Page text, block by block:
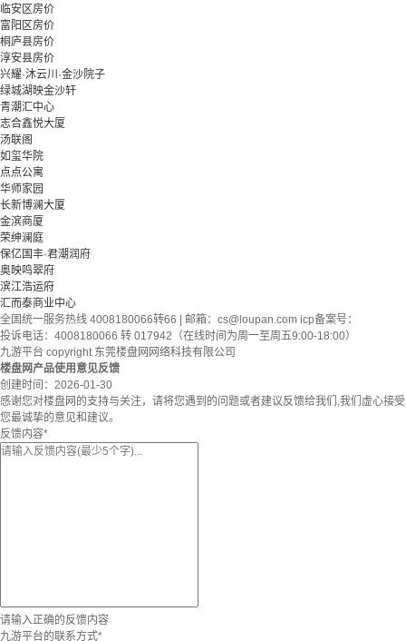
临安区房价
富阳区房价
桐庐县房价
淳安县房价
兴耀·沐云川·金沙院子
绿城湖映金沙轩
青潮汇中心
志合鑫悦大厦
汤联阁
如玺华院
点点公寓
华师家园
长新博澜大厦
金滨商厦
荣绅澜庭
保亿国丰·君潮润府
奥映鸣翠府
滨江浩运府
汇而泰商业中心
全国统一服务热线 4008180066转66 | 邮箱： cs@loupan.com icp备案号：
投诉电话：4008180066 转 017942（在线时间为周一至周五9:00-18:00）
九游平台 copyright 东莞楼盘网网络科技有限公司
楼盘网产品使用意见反馈
创建时间： 2026-01-30
感谢您对楼盘网的支持与关注，请将您遇到的问题或者建议反馈给我们,我们虚心接受
您最诚挚的意见和建议。
反馈内容*
请输入正确的反馈内容
九游平台的联系方式*